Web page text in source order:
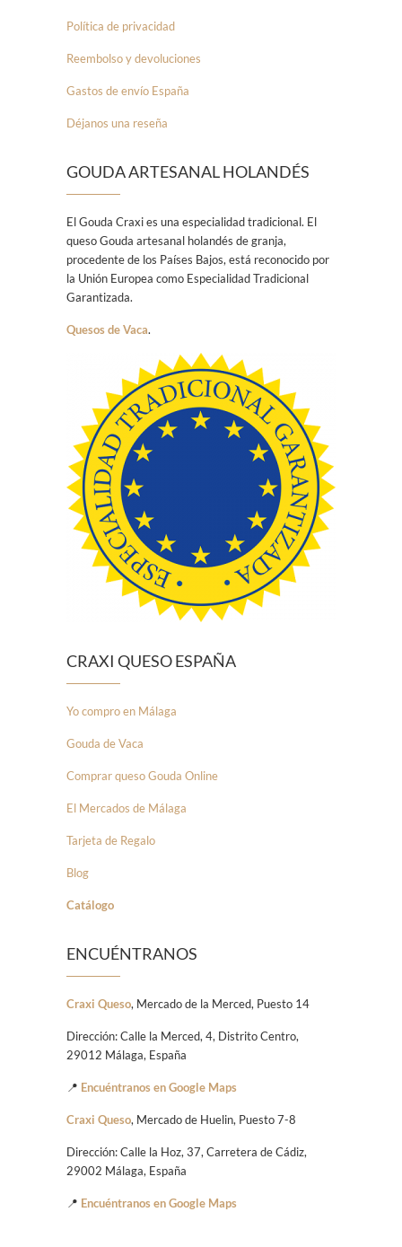
Política de privacidad
Reembolso y devoluciones
Gastos de envío España
Déjanos una reseña
GOUDA ARTESANAL HOLANDÉS
El Gouda Craxi es una especialidad tradicional. El
queso Gouda artesanal holandés de granja,
procedente de los Países Bajos, está reconocido por
la Unión Europea como Especialidad Tradicional
Garantizada.
Quesos de Vaca.
CRAXI QUESO ESPAÑA
Yo compro en Málaga
Gouda de Vaca
Comprar queso Gouda Online
El Mercados de Málaga
Tarjeta de Regalo
Blog
Catálogo
ENCUÉNTRANOS
Craxi Queso, Mercado de la Merced, Puesto 14
Dirección: Calle la Merced, 4, Distrito Centro,
29012 Málaga, España
📍 Encuéntranos en Google Maps
Craxi Queso, Mercado de Huelin, Puesto 7-8
Dirección: Calle la Hoz, 37, Carretera de Cádiz,
29002 Málaga, España
📍 Encuéntranos en Google Maps